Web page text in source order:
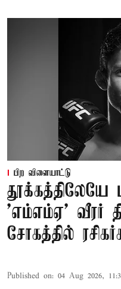
பிற விளையாட்டு
தூக்கத்திலேயே
’எம்எம்ஏ’ வீரர்
சோகத்தில்
Published on: 04 Aug 2026,